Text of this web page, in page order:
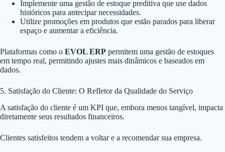
Implemente uma gestão de estoque preditiva que use dados
históricos para antecipar necessidades.
Utilize promoções em produtos que estão parados para liberar
espaço e aumentar a eficiência.
Plataformas como o EVOL ERP permitem uma gestão de estoques
em tempo real, permitindo ajustes mais dinâmicos e baseados em
dados.
5. Satisfação do Cliente: O Refletor da Qualidade do Serviço
A satisfação do cliente é um KPI que, embora menos tangível, impacta
diretamente seus resultados financeiros.
Clientes satisfeitos tendem a voltar e a recomendar sua empresa.